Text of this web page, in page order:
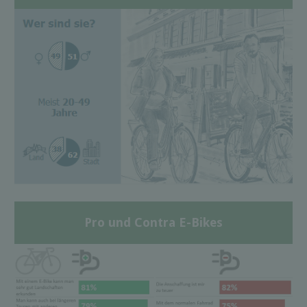
Pro und Contra E-Bikes